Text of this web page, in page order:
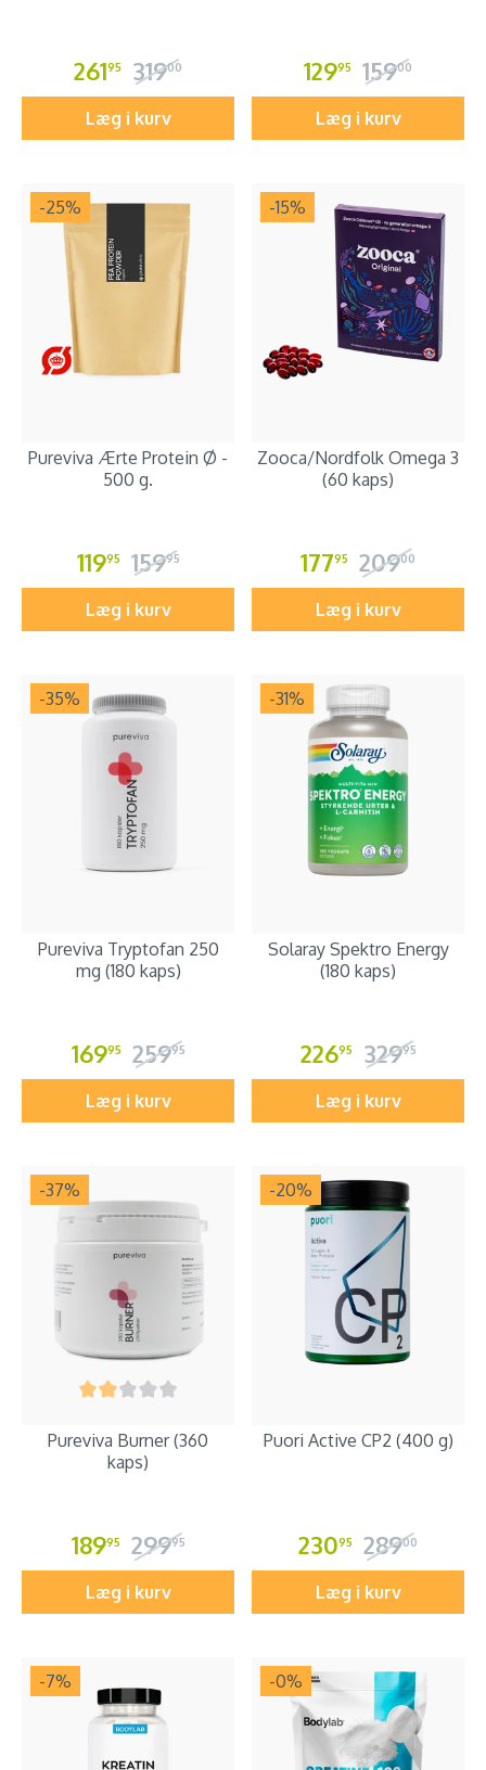
26195 31900
Læg i kurv
12995 15900
Læg i kurv
-25%
Pureviva Ærte Protein Ø -
500 g.
11995 15995
Læg i kurv
-15%
Zooca/Nordfolk Omega 3
(60 kaps)
17795 20900
Læg i kurv
-35%
Pureviva Tryptofan 250
mg (180 kaps)
16995 25995
Læg i kurv
-31%
Solaray Spektro Energy
(180 kaps)
22695 32995
Læg i kurv
-37%
Pureviva Burner (360
kaps)
18995 29995
Læg i kurv
-20%
Puori Active CP2 (400 g)
23095 28900
Læg i kurv
-7% -0%